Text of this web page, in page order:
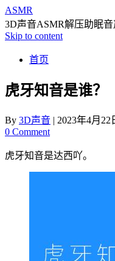
ASMR
3D声音ASMR解压助眠
Skip to content
首页
虎牙知音是谁？
By 3D声音 | 2023年4月22
0 Comment
虎牙知音是达西吖。